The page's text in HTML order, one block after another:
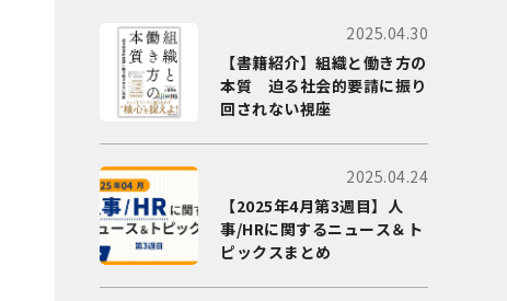
2025.04.30
【書籍紹介】組織と働き方の
本質 迫る社会的要請に振り
回されない視座
2025.04.24
【2025年4月第3週目】人
事/HRに関するニュース＆ト
ピックスまとめ